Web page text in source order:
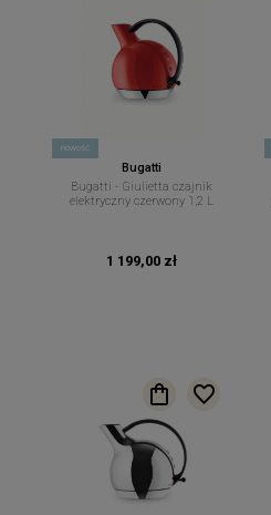
nowość
Bugatti
Bugatti - Giulietta czajnik
elektryczny czerwony 1,2 L
1 199,00 zł